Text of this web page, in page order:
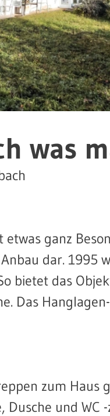
was
etwas ganz
dar. 1995
bietet das
Das
zum
Dusche und